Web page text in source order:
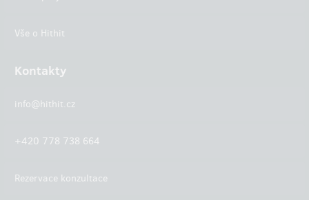
Vše o Hithit
Kontakty
info@hithit.cz
+420 778 738 664
Rezervace konzultace